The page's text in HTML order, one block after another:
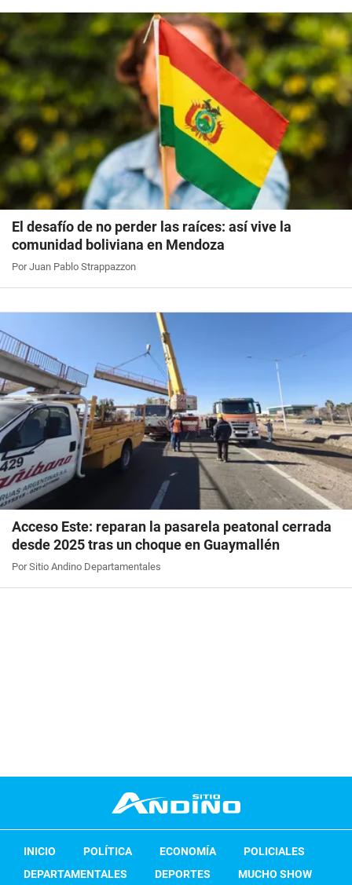
El desafío de no perder las raíces: así vive la
comunidad boliviana en Mendoza
Por Juan Pablo Strappazzon
Acceso Este: reparan la pasarela peatonal cerrada
desde 2025 tras un choque en Guaymallén
Por Sitio Andino Departamentales
INICIO POLÍTICA ECONOMÍA
POLICIALES
DEPARTAMENTALES
DEPORTES MUCHO SHOW